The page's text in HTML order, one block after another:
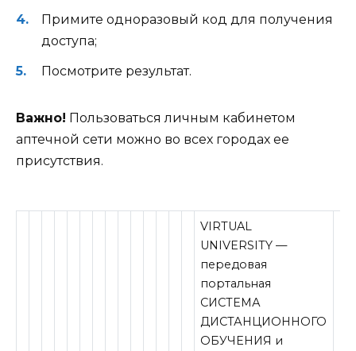
Примите одноразовый код для получения
доступа;
Посмотрите результат.
Важно! Пользоваться личным кабинетом
аптечной сети можно во всех городах ее
присутствия.
VIRTUAL
UNIVERSITY —
передовая
портальная
СИСТЕМА
ДИСТАНЦИОННОГО
ОБУЧЕНИЯ и